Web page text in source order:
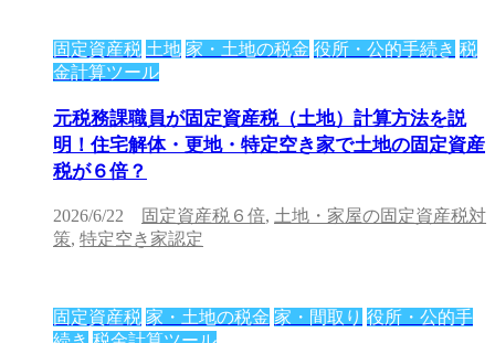
固定資産税 土地 家・土地の税金 役所・公的手続き 税
金計算ツール
元税務課職員が固定資産税（土地）計算方法を説
明！住宅解体・更地・特定空き家で土地の固定資産
税が６倍？
2026/6/22 固定資産税６倍, 土地・家屋の固定資産税対
策, 特定空き家認定
固定資産税 家・土地の税金 家・間取り 役所・公的手